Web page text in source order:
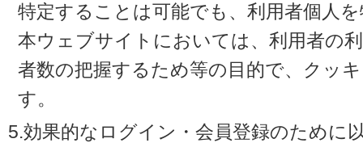
特定することは可能でも、利用者個人
本ウェブサイトにおいては、利用者の
者数の把握するため等の目的で、クッ
す。
5.効果的なログイン・会員登録のために